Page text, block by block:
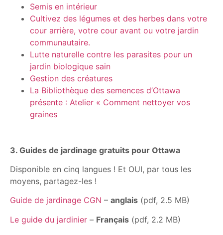
Semis en intérieur
Cultivez des légumes et des herbes dans votre
cour arrière, votre cour avant ou votre jardin
communautaire.
Lutte naturelle contre les parasites pour un
jardin biologique sain
Gestion des créatures
La Bibliothèque des semences d’Ottawa
présente : Atelier « Comment nettoyer vos
graines
3. Guides de jardinage gratuits pour Ottawa
Disponible en cinq langues ! Et OUI, par tous les
moyens, partagez-les !
Guide de jardinage CGN – anglais (pdf, 2.5 MB)
Le guide du jardinier – Français (pdf, 2.2 MB)